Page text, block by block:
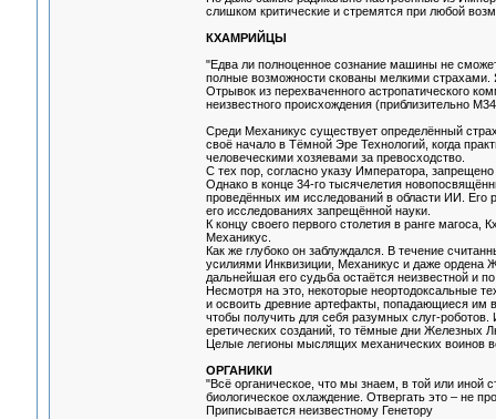
слишком критические и стремятся при любой
КХАМРИЙЦЫ
"Едва ли полноценное сознание машины не
полные возможности скованы мелкими страхами.
Отрывок из перехваченного астропатического
неизвестного происхождения (приблизительно
Среди Механикус существует определённый
своё начало в Тёмной Эре Технологий, когда
человеческими хозяевами за превосходство.
С тех пор, согласно указу Императора,
Однако в конце 34-го тысячелетия
проведённых им исследований в области ИИ. Его
его исследованиях запрещённой науки.
К концу своего первого столетия в ранге
Механикус.
Как же глубоко он заблуждался. В течение
усилиями Инквизиции, Механикус и даже ордена
дальнейшая его судьба остаётся неизвестной и
Несмотря на это, некоторые неортодоксальные
и освоить древние артефакты, попадающиеся им
чтобы получить для себя разумных слуг-
еретических созданий, то тёмные дни Железных
Целые легионы мыслящих механических воинов
ОРГАНИКИ
"Всё органическое, что мы знаем, в той или иной
биологическое охлаждение. Отвергать это – не
Приписывается неизвестному Генетору